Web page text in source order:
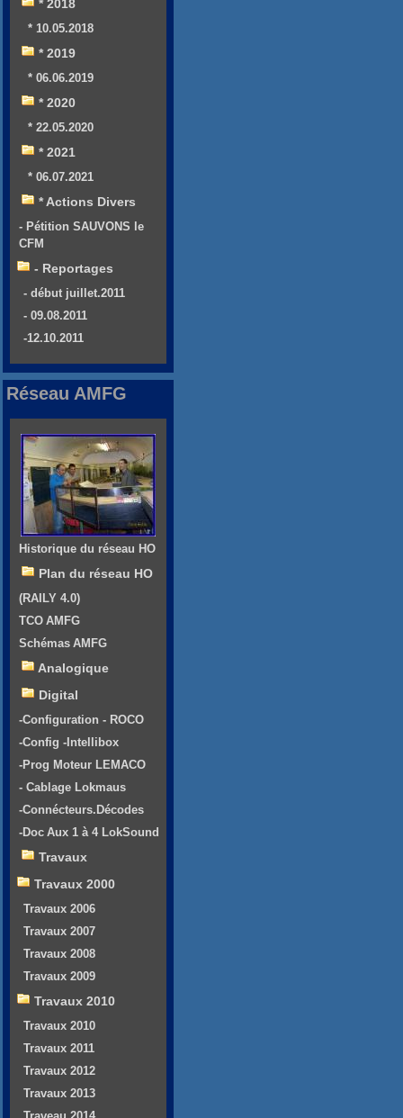
* 2018
* 10.05.2018
* 2019
* 06.06.2019
* 2020
* 22.05.2020
* 2021
* 06.07.2021
* Actions Divers
- Pétition SAUVONS le
CFM
- Reportages
- début juillet.2011
- 09.08.2011
-12.10.2011
Réseau AMFG
Historique du réseau HO
Plan du réseau HO
(RAILY 4.0)
TCO AMFG
Schémas AMFG
Analogique
Digital
-Configuration - ROCO
-Config -Intellibox
-Prog Moteur LEMACO
- Cablage Lokmaus
-Connécteurs.Décodes
-Doc Aux 1 à 4 LokSound
Travaux
Travaux 2000
Travaux 2006
Travaux 2007
Travaux 2008
Travaux 2009
Travaux 2010
Travaux 2010
Travaux 2011
Travaux 2012
Travaux 2013